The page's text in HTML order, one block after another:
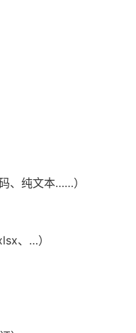
、纯文本……）
、…）